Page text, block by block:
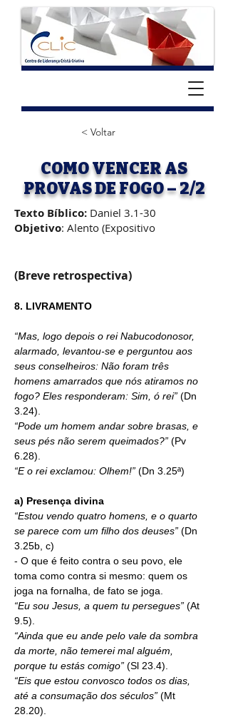
< Voltar
COMO VENCER AS
PROVAS DE FOGO – 2/2
Texto Bíblico: Daniel 3.1-30
Objetivo: Alento (Expositivo
(Breve retrospectiva)
8. LIVRAMENTO
“Mas, logo depois o rei Nabucodonosor,
alarmado, levantou-se e perguntou aos
seus conselheiros: Não foram três
homens amarrados que nós atiramos no
fogo? Eles responderam: Sim, ó rei” (Dn
3.24).
“Pode um homem andar sobre brasas, e
seus pés não serem queimados?” (Pv
6.28).
“E o rei exclamou: Olhem!” (Dn 3.25ª)
a) Presença divina
“Estou vendo quatro homens, e o quarto
se parece com um filho dos deuses” (Dn
3.25b, c)
- O que é feito contra o seu povo, ele
toma como contra si mesmo: quem os
joga na fornalha, de fato se joga.
“Eu sou Jesus, a quem tu persegues” (At
9.5).
“Ainda que eu ande pelo vale da sombra
da morte, não temerei mal alguém,
porque tu estás comigo” (Sl 23.4).
“Eis que estou convosco todos os dias,
até a consumação dos séculos” (Mt
28.20).